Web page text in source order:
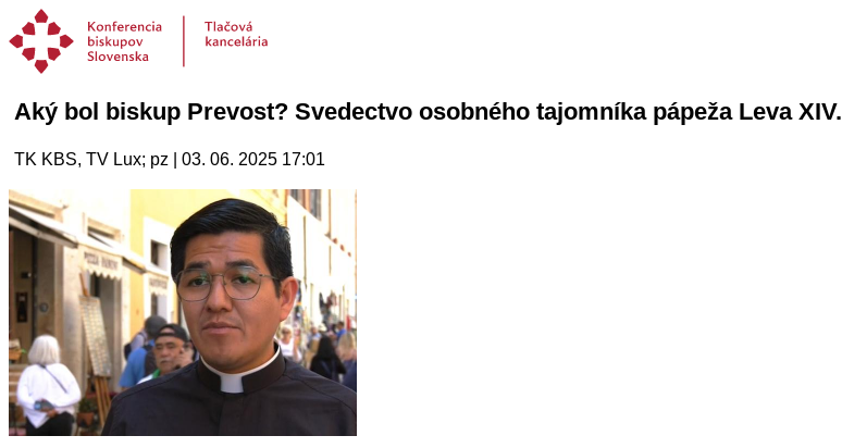
Aký bol biskup Prevost? Svedectvo osobného tajomníka pápeža Leva XIV.
TK KBS, TV Lux; pz | 03. 06. 2025 17:01